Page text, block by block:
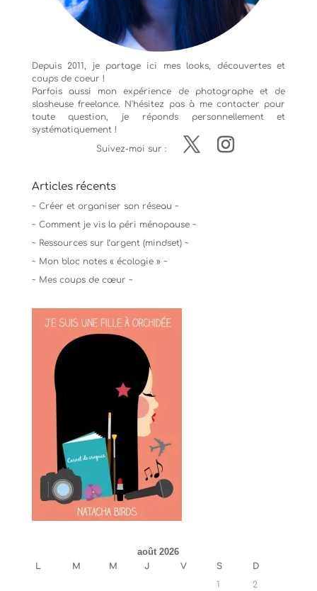
Depuis 2011, je partage ici mes looks, découvertes et
coups de coeur !
Parfois aussi mon expérience de photographeet de
slasheuse freelance. N'hésitez pas à me contacter pour
toute question, je réponds personnellement et
systématiquement !
Suivez-moi sur :
Articles récents
~ Créer et organiser son réseau ~
~ Comment je vis la péri ménopause ~
~ Ressources sur l’argent (mindset) ~
~ Mon bloc notes « écologie » ~
~ Mes coups de cœur ~
août 2026
L M M J V S
D
1
2